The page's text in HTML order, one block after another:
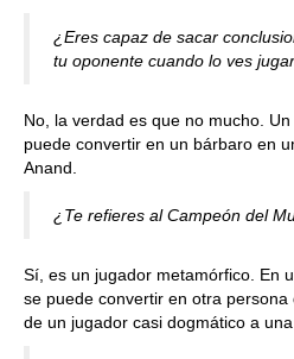
¿Eres capaz de sacar
tu oponente cuando lo ves
No, la verdad es que no mucho.
puede convertir en un bárbaro en
Anand.
¿Te refieres al Campeón del
Sí, es un jugador metamórfico. En
se puede convertir en otra persona
de un jugador casi dogmático a